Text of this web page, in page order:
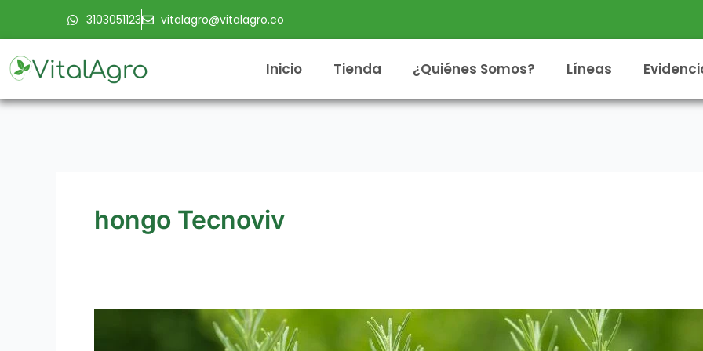
3103051123 vitalagro@vitalagro.co
Inicio Tienda ¿Quiénes Somos? Líneas
hongo Tecnoviv